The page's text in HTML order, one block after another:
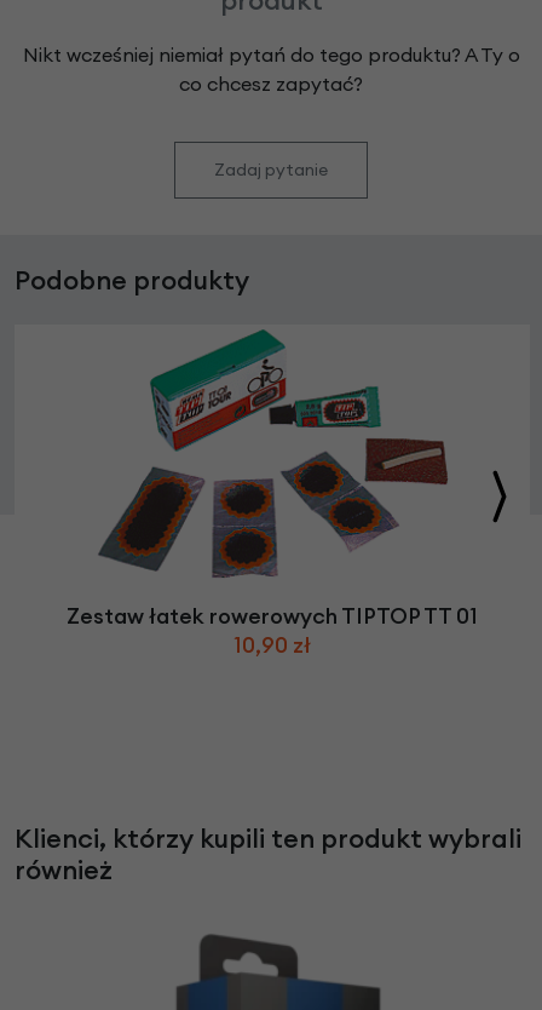
Nikt wcześniej niemiał pytań do tego produktu? A Ty o
co chcesz zapytać?
Zadaj pytanie
Podobne produkty
Zestaw łatek rowerowych TIPTOP TT 01
10,90 zł
Klienci, którzy kupili ten produkt wybrali
również